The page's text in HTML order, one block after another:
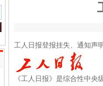
工人日报登报挂失、通知声
《工人日报》是综合性中